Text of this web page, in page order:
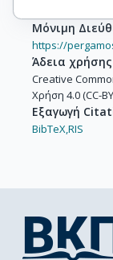
Μόνιμη
https://
Άδεια χρήσης
Creative
Χρήση 4.0 (CC-
Εξαγωγή
BibTeX,RIS